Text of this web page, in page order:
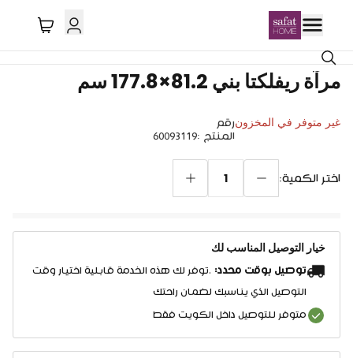
مرآة ريفلكتا بني 81.2×177.8 سم
غير متوفر في المخزونرقم
المنتج :
60093119
اختر الكمية: 1
خيار التوصيل المناسب لك
توصيل بوقت محدد: .توفر لك هذه الخدمة قابلية اختيار وقت
التوصيل الذي يناسبك لضمان راحتك
متوفر للتوصيل داخل الكويت فقط